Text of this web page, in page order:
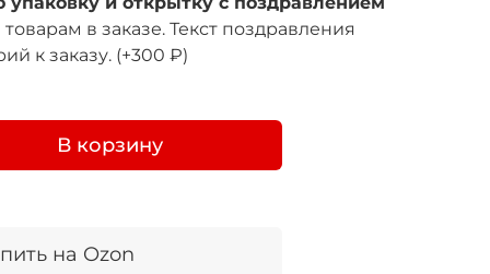
В корзину
на Ozon
в заказе. Текст поздравления
к заказу. (+300 ₽)